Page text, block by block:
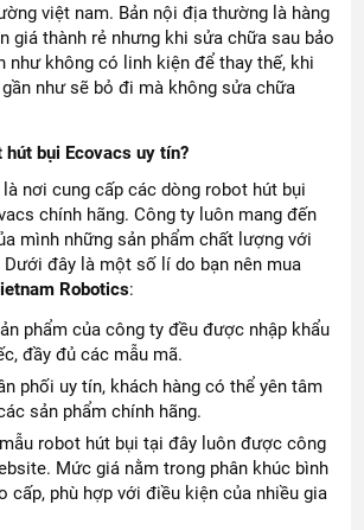
việt nam. Bản nội địa thường là hàng
giá thành rẻ nhưng khi sửa chữa sau bảo
như không có linh kiện để thay thế, khi
như sẽ bỏ đi mà không sửa chữa
bụi Ecovacs uy tín?
là nơi cung cấp các dòng robot hút bụi
chính hãng. Công ty luôn mang đến
mình những sản phẩm chất lượng với
Dưới đây là một số lí do bạn nên mua
Robotics:
phẩm của công ty đều được nhập khẩu
đầy đủ các mẫu mã.
phối uy tín, khách hàng có thể yên tâm
sản phẩm chính hãng.
robot hút bụi tại đây luôn được công
Mức giá nằm trong phân khúc bình
cấp, phù hợp với điều kiện của nhiều gia